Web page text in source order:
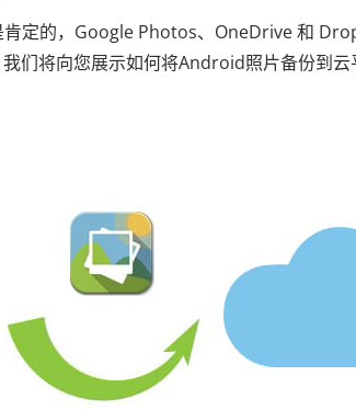
定的，Google Photos、OneDrive 和
们将向您展示如何将Android照片备份到